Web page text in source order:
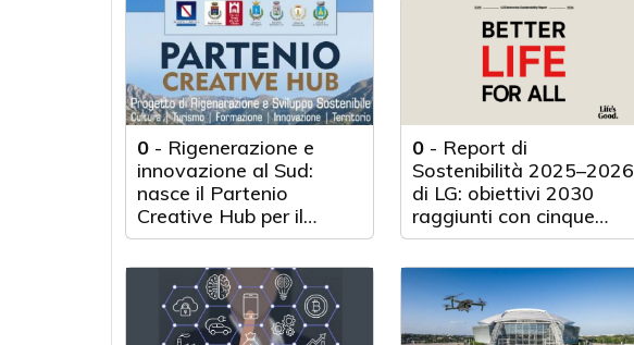
0 - Rigenerazione e
innovazione al Sud:
nasce il Partenio
Creative Hub per il
rilancio del territorio
0- Report di
Sostenibilità 2025–2026
di LG: obiettivi 2030
raggiunti con cinque
anni d'anticipo